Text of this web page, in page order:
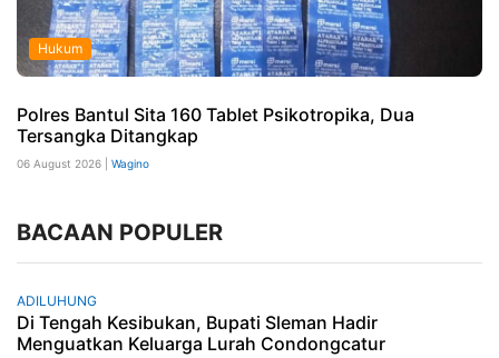
Hukum
Polres Bantul Sita 160 Tablet Psikotropika, Dua
Tersangka Ditangkap
06 August 2026 | Wagino
BACAAN POPULER
ADILUHUNG
Di Tengah Kesibukan, Bupati Sleman Hadir
Menguatkan Keluarga Lurah Condongcatur